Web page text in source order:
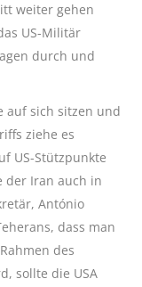
weiter gehen
US-Militär
durch und
auf sich sitzen und
ziehe es
US-Stützpunkte
der Iran auch in
António
dass man
des
sollte die USA